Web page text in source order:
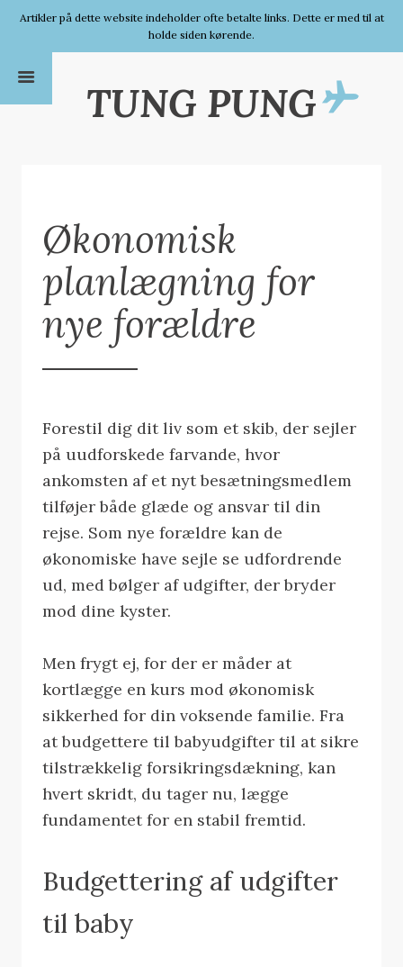
Artikler på dette website indeholder ofte betalte links. Dette er med til at
holde siden kørende.
TUNG PUNG
Økonomisk
planlægning for
nye forældre
Forestil dig dit liv som et skib, der sejler
på uudforskede farvande, hvor
ankomsten af et nyt besætningsmedlem
tilføjer både glæde og ansvar til din
rejse. Som nye forældre kan de
økonomiske have sejle se udfordrende
ud, med bølger af udgifter, der bryder
mod dine kyster.
Men frygt ej, for der er måder at
kortlægge en kurs mod økonomisk
sikkerhed for din voksende familie. Fra
at budgettere til babyudgifter til at sikre
tilstrækkelig forsikringsdækning, kan
hvert skridt, du tager nu, lægge
fundamentet for en stabil fremtid.
Budgettering af udgifter
til baby